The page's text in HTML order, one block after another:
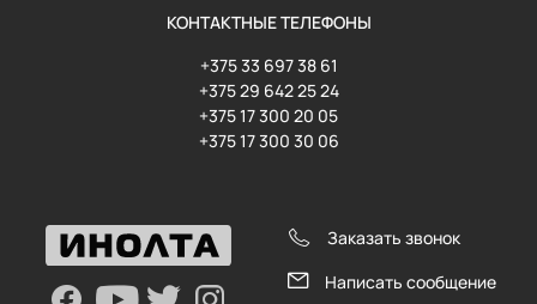
КОНТАКТНЫЕ ТЕЛЕФОНЫ
+375 33 697 38 61
+375 29 642 25 24
+375 17 300 20 05
+375 17 300 30 06
Заказать звонок
Написать сообщение